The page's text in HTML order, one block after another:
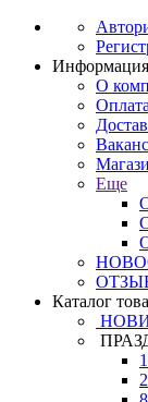
Информация
О
Оплата
Еще
Каталог